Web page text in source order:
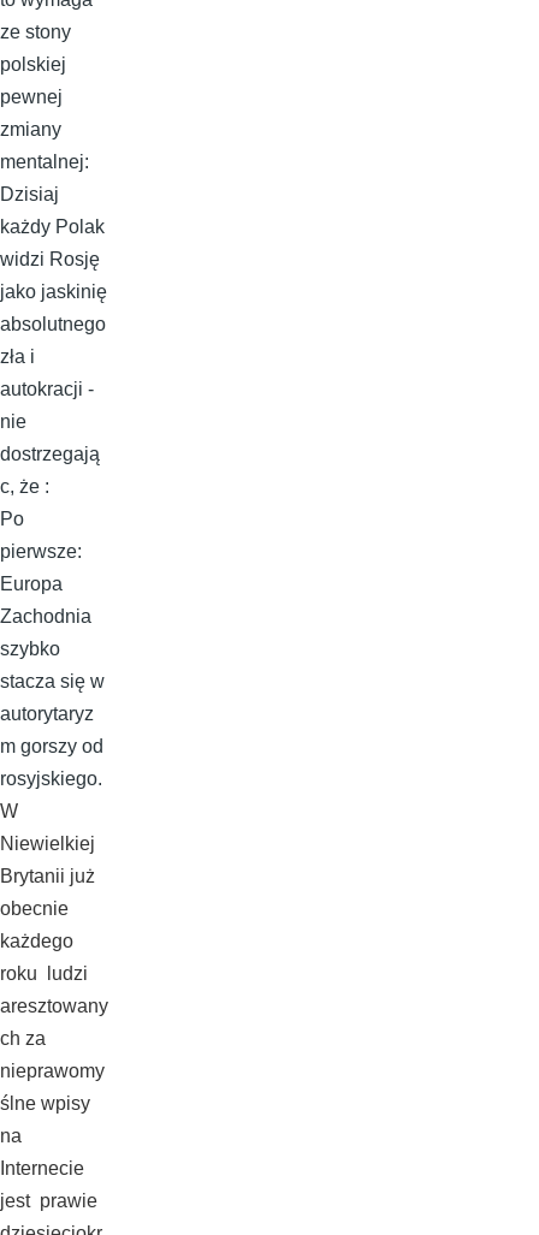
ze stony
polskiej
pewnej
zmiany
mentalnej:
Dzisiaj
każdy Polak
widzi Rosję
jako jaskinię
absolutnego
zła i
autokracji -
nie
dostrzegają
c, że :
Po
pierwsze:
Europa
Zachodnia
szybko
stacza się w
autorytaryz
m gorszy od
rosyjskiego.
W
Niewielkiej
Brytanii już
obecnie
każdego
roku ludzi
aresztowany
ch za
nieprawomy
ślne wpisy
na
Internecie
jest prawie